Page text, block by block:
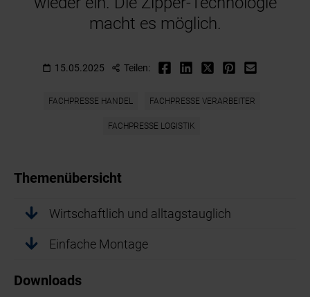
macht es möglich.
15.05.2025 Teilen:
FACHPRESSE HANDEL FACHPRESSE VERARBEITER
FACHPRESSE LOGISTIK
Themenübersicht
Wirtschaftlich und alltagstauglich
Einfache Montage
Downloads